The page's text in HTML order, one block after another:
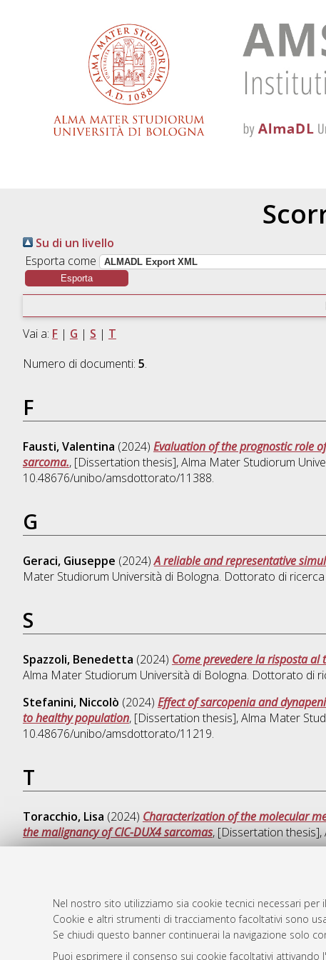
Nel nostro sito utilizziamo sia cookie tecnici necessari
Cookie e altri strumenti di tracciamento facoltativi sono
Se chiudi questo banner continuerai la navigazione solo
Puoi esprimere il consenso sui cookie facoltativi
Su di un livello
Esporta come
Vai a: F| G | S | T
Numero di documenti: 5.
F
Fausti, Valentina (2024) Evaluation of the prognostic role
sarcoma., [Dissertation thesis], Alma Mater Studiorum
10.48676/unibo/amsdottorato/11388.
G
Geraci, Giuseppe (2024)A reliable and representative
Mater Studiorum Università di Bologna. Dottorato di ricerca
S
Spazzoli, Benedetta (2024) Come prevedere la risposta
Alma Mater Studiorum Università di Bologna. Dottorato di
Stefanini, Niccolò (2024) Effect of sarcopenia and
to healthy population, [Dissertation thesis], Alma Mater
10.48676/unibo/amsdottorato/11219.
T
Toracchio, Lisa (2024) Characterization of the molecular
the malignancy of CIC-DUX4 sarcomas, [Dissertation
Atom
Rss 1.0
AMS
ISSN: 2038-
Servizio